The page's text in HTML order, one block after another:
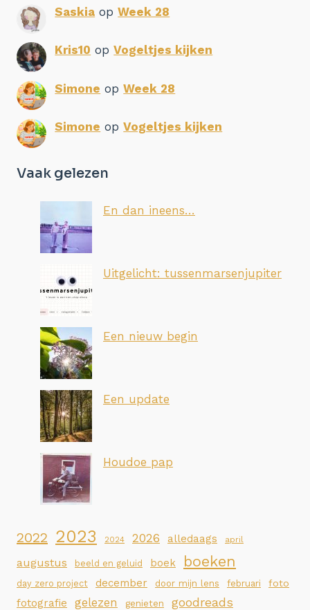
Saskia opWeek 28
Kris10 opVogeltjes kijken
Simone opWeek 28
Simone opVogeltjes kijken
Vaak gelezen
En dan ineens…
Uitgelicht: tussenmarsenjupiter
Een nieuw begin
Een update
Houdoe pap
2022 2023 2024 2026 alledaags april
augustus beeld en geluid boek boeken
day zero project december door mijn lens februari foto
fotografie gelezen genieten goodreads